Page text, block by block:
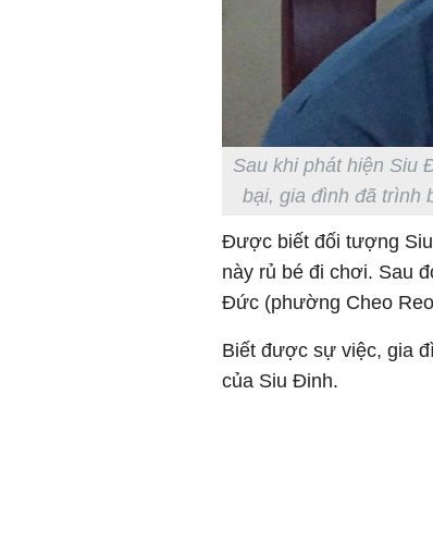
Sau khi phát hiện Siu
bại, gia đình đã trình
Được biết đối tượng
này rủ bé đi chơi. Sau
Đức (phường Cheo
Biết được sự việc, gia
của Siu Đinh.